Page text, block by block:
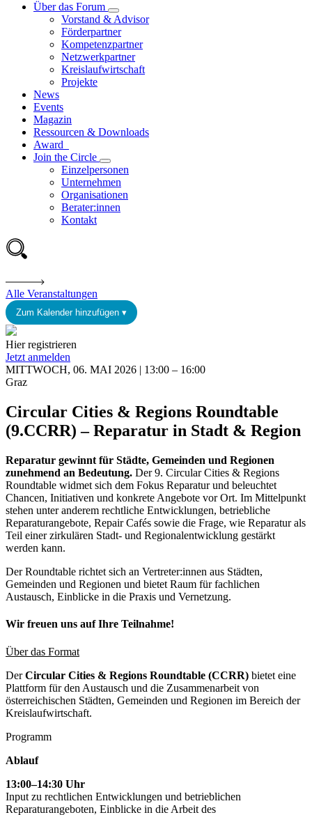
Über das Forum
Vorstand & Advisor
Förderpartner
Kompetenzpartner
Netzwerkpartner
Kreislaufwirtschaft
Projekte
News
Events
Magazin
Ressourcen & Downloads
Award
Join the Circle
Einzelpersonen
Unternehmen
Organisationen
Berater:innen
Kontakt
Alle Veranstaltungen
Zum Kalender hinzufügen ▾
Hier registrieren
Jetzt anmelden
MITTWOCH, 06. MAI 2026 | 13:00 – 16:00
Graz
Circular Cities & Regions Roundtable
(9.CCRR) – Reparatur in Stadt & Region
Reparatur gewinnt für Städte, Gemeinden und Regionen
zunehmend an Bedeutung. Der 9. Circular Cities & Regions
Roundtable widmet sich dem Fokus Reparatur und beleuchtet
Chancen, Initiativen und konkrete Angebote vor Ort. Im Mittelpunkt
stehen unter anderem rechtliche Entwicklungen, betriebliche
Reparaturangebote, Repair Cafés sowie die Frage, wie Reparatur als
Teil einer zirkulären Stadt- und Regionalentwicklung gestärkt
werden kann.
Der Roundtable richtet sich an Vertreter:innen aus Städten,
Gemeinden und Regionen und bietet Raum für fachlichen
Austausch, Einblicke in die Praxis und Vernetzung.
Wir freuen uns auf Ihre Teilnahme!
Über das Format
DerCircular Cities & Regions Roundtable (CCRR) bietet eine
Plattform für den Austausch und die Zusammenarbeit von
österreichischen Städten, Gemeinden und Regionen im Bereich der
Kreislaufwirtschaft.
Programm
Ablauf
13:00–14:30 Uhr
Input zu rechtlichen Entwicklungen und betrieblichen
Reparaturangeboten, Einblicke in die Arbeit des